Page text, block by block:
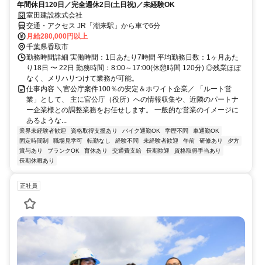
年間休日120日／完全週休2日(土日祝)／未経験OK
室田建設株式会社
交通・アクセス JR「潮来駅」から車で6分
月給280,000円以上
千葉県香取市
勤務時間詳細 実働時間：1日あたり7時間 平均勤務日数：1ヶ月あた
り18日 〜 22日 勤務時間：8:00～17:00(休憩時間 120分) ◎残業ほぼ
なく、メリハリつけて業務が可能。
仕事内容 ＼官公庁案件100％の安定＆ホワイト企業／ 「ルート営
業」として、 主に官公庁（役所）への情報収集や、近隣のパートナ
ー企業様との調整業務をお任せします。 一般的な営業のイメージに
あるような...
業界未経験者歓迎 資格取得支援あり バイク通勤OK 学歴不問
車通勤OK
固定時間制
職場見学可 転勤なし 経験不問 未経験者歓迎 午前 研修あり
夕方
賞与あり
ブランクOK 育休あり 交通費支給 長期歓迎
資格取得手当あり
長期休暇あり
正社員